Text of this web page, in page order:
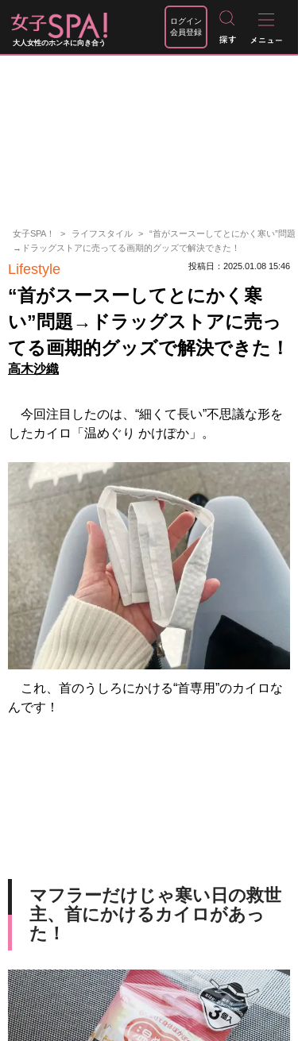
大人女性のホンネに向き合う
ログイン
会員登録
女子SPA！ ライフスタイル
“首がスースーしてとにかく寒い”問題
→ドラッグストアに売ってる画期的グッズで解決できた！
Lifestyle 投稿日：2025.01.08 15:46
“首がスースーしてとにかく寒
い”問題→ドラッグストアに売っ
てる画期的グッズで解決できた！
高木沙織
今回注目したのは、“細くて長い”不思議な形を
したカイロ「温めぐり かけぽか」。
これ、首のうしろにかける“首専用”のカイロな
んです！
マフラーだけじゃ寒い日の救世
主、首にかけるカイロがあっ
た！